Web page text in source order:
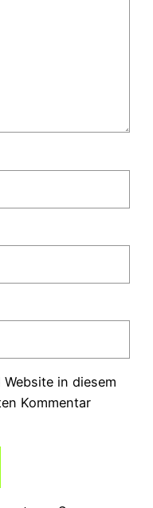
in diesem
Kommentar